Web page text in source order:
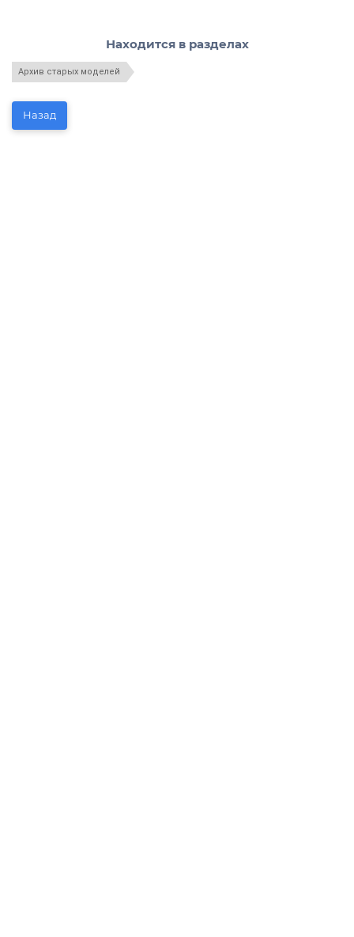
Находится в разделах
Архив старых моделей
Назад